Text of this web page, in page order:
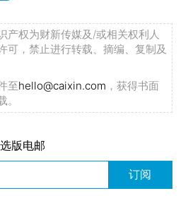
产权为财新传媒及/或相关权利人
可，禁止进行转载、摘编、复制及
至hello@caixin.com ，获得书面
版电邮
订阅